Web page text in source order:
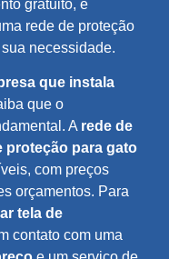
gratuito, é
rede de proteção
necessidade.
que instala
que o
A rede de
proteção para gato
com preços
orçamentos. Para
tela de
contato com uma